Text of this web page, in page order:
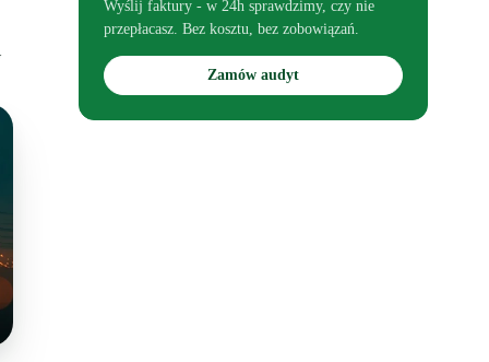
Wyślij faktury - w 24h sprawdzimy, czy nie
przepłacasz. Bez kosztu, bez zobowiązań.
Zamów audyt